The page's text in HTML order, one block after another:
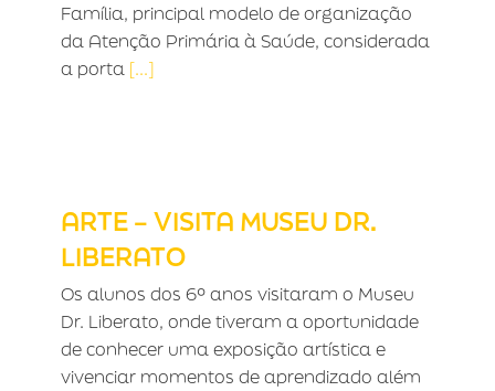
Família, principal modelo de organização
da Atenção Primária à Saúde, considerada
a porta [...]
ARTE – VISITA MUSEU DR.
LIBERATO
Os alunos dos 6º anos visitaram o Museu
Dr. Liberato, onde tiveram a oportunidade
de conhecer uma exposição artística e
vivenciar momentos de aprendizado além